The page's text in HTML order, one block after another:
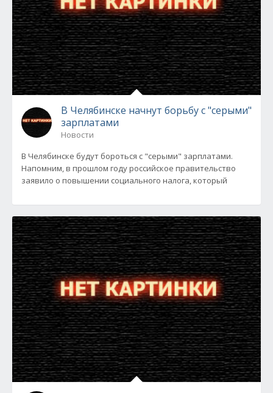
В Челябинске начнут борьбу с "серыми"
зарплатами
Новости
В Челябинске будут бороться с "серыми" зарплатами.
Напомним, в прошлом году российское правительство
заявило о повышении социального налога, который